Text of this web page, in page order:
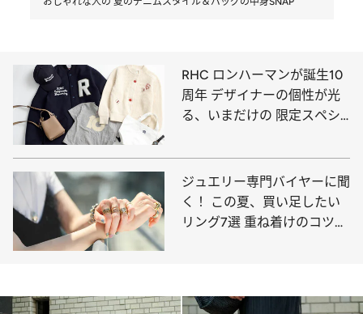
RHC ロンハーマンが誕生10
周年 デザイナーの個性が光
る、いまだけの 限定スペシ
ジュエリー専門バイヤーに聞
く！ この夏、買い足したい
リング7選 重ね着けのコツ＆